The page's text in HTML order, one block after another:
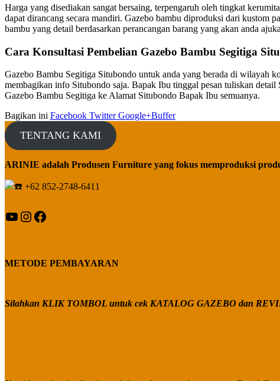
Harga yang disediakan sangat bersaing, terpengaruh oleh tingkat
dapat dirancang secara mandiri. Gazebo bambu diproduksi dari kustom
bambu yang detail berdasarkan perancangan barang yang akan anda
Cara Konsultasi Pembelian Gazebo Bambu Segitiga
Gazebo Bambu Segitiga Situbondo untuk anda yang berada di wilayah
membagikan info Situbondo saja. Bapak Ibu tinggal pesan tuliskan
Gazebo Bambu Segitiga ke Alamat Situbondo Bapak Ibu semuanya.
Bagikan ini Facebook TwitterGoogle+Buffer
TENTANG KAMI
ARINIE adalah Produsen Furniture yang fokus memproduksi
+62 852-2748-6411
YouTube
Instagram
Facebook
METODE PEMBAYARAN
Silahkan KLIK TOMBOL untuk cek KATALOG GAZEBO dan